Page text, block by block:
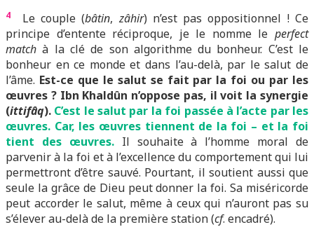
4 Le couple (bâtin,zâhir) n’est pas oppositionnel ! Ce
principe d’entente réciproque, je le nomme le perfect
match à la clé de son algorithme du bonheur. C’est le
bonheur en ce monde et dans l’au-delà, par le salut de
l’âme. Est-ce que le salut se fait par la foi ou par les
œuvres ? Ibn Khaldûn n’oppose pas, il voit la synergie
(ittifâq). C’est le salut par la foi passée à l’acte par les
œuvres. Car, les œuvres tiennent de la foi – et la foi
tient des œuvres.Il souhaite à l’homme moral de
parvenir à la foi et à l’excellence du comportement qui lui
permettront d’être sauvé. Pourtant, il soutient aussi que
seule la grâce de Dieu peut donner la foi. Sa miséricorde
peut accorder le salut, même à ceux qui n’auront pas su
s’élever au-delà de la première station (cf. encadré).